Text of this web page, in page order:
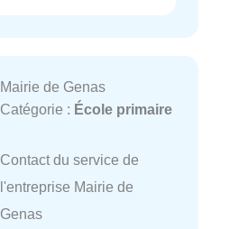
Mairie de Genas
Catégorie : École primaire
Contact du service de
l'entreprise Mairie de
Genas